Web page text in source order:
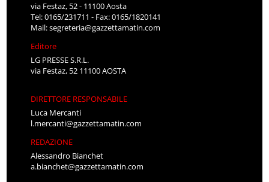
via Festaz, 52 - 11100 Aosta
Tel: 0165/231711 - Fax: 0165/1820141
Mail:segreteria@gazzettamatin.com
Editore
LG PRESSE S.R.L.
via Festaz, 52 11100 AOSTA
DIRETTORE RESPONSABILE
Luca Mercanti
l.mercanti@gazzettamatin.com
REDAZIONE
Alessandro Bianchet
a.bianchet@gazzettamatin.com